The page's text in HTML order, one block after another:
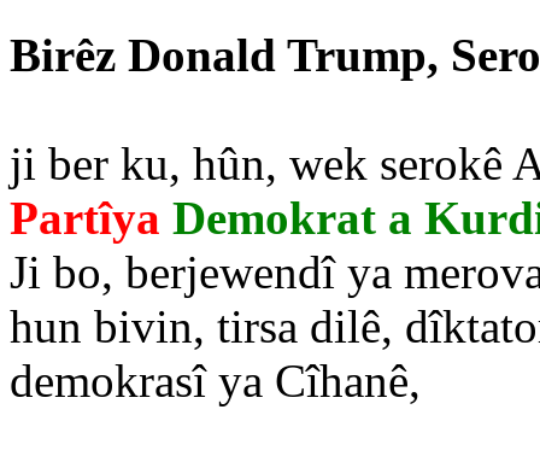
Birêz Donald Trump,
ji ber ku, hûn, wek serokê
Partîya Demokrat a
Ji bo, berjewendî ya
hun bivin, tirsa dilê,
demokrasî ya Cîhanê,